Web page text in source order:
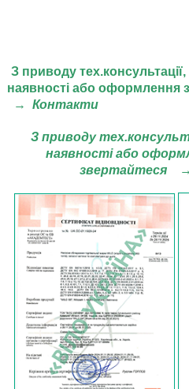
З приводу тех.консультації,
наявності або оформлення
→
Контакти
З приводу
наявності або
звертайтеся
→